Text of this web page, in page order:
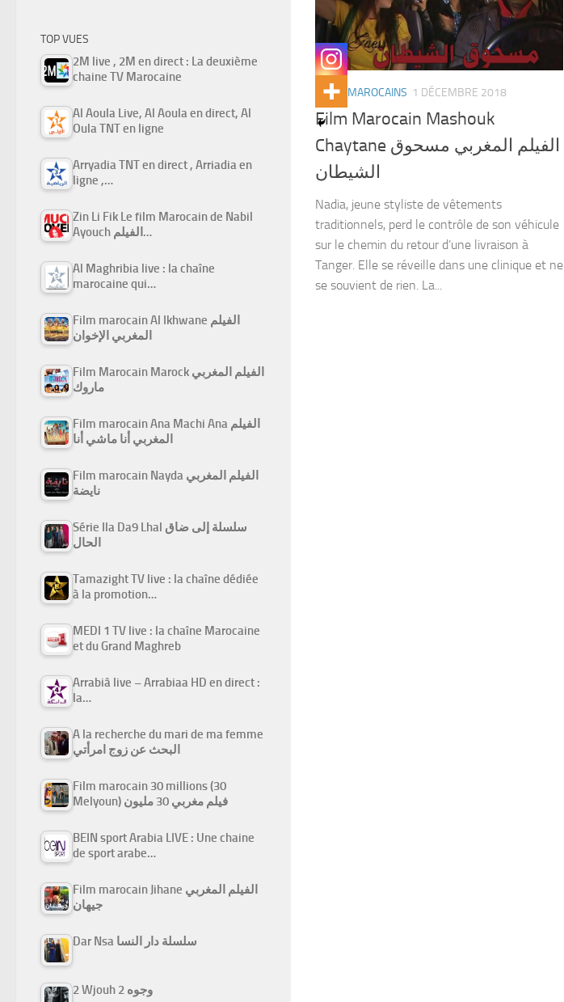
FILMS MAROCAINS 1 DÉCEMBRE 2018
Film Marocain Mashouk
Chaytane الفيلم المغربي مسحوق
الشيطان
Nadia, jeune styliste de vêtements
traditionnels, perd le contrôle de son véhicule
sur le chemin du retour d’une livraison à
Tanger. Elle se réveille dans une clinique et ne
se souvient de rien. La...
TOP VUES
2M live , 2M en direct : La deuxième
chaine TV Marocaine
Al Aoula Live, Al Aoula en direct, Al
Oula TNT en ligne
Arryadia TNT en direct , Arriadia en
ligne ,…
Zin Li Fik Le film Marocain de Nabil
Ayouch الفيلم…
Al Maghribia live : la chaîne
marocaine qui…
Film marocain Al Ikhwane الفيلم
المغربي الإخوان
Film Marocain Marock الفيلم المغربي
ماروك
Film marocain Ana Machi Ana الفيلم
المغربي أنا ماشي أنا
Film marocain Nayda الفيلم المغربي
نايضة
Série Ila Da9 Lhal سلسلة إلى ضاق
الحال
Tamazight TV live : la chaîne dédiée
à la promotion…
MEDI 1 TV live : la chaîne Marocaine
et du Grand Maghreb
Arrabiâ live – Arrabiaa HD en direct :
la…
A la recherche du mari de ma femme
البحث عن زوج امرأتي
Film marocain 30 millions (30
Melyoun) فيلم مغربي 30 مليون
BEIN sport Arabia LIVE : Une chaine
de sport arabe…
Film marocain Jihane الفيلم المغربي
جيهان
Dar Nsa سلسلة دار النسا
2 Wjouh 2 وجوه